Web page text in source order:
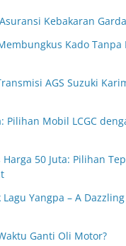
Kebakaran
Kado Tanpa
AGS Suzuki
Pilihan Mobil LCGC
Harga 50 Juta: Pilihan
Yangpa – A
Ganti Oli Motor?